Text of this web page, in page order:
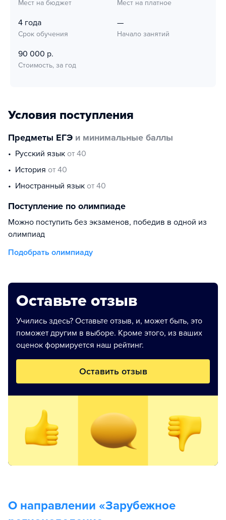
Мест на бюджет Мест на платное
4 года
Срок обучения
—
Начало занятий
90 000 р.
Стоимость, за год
Условия поступления
Предметы ЕГЭ и минимальные баллы
русский язык от 40
история от 40
иностранный язык от 40
Поступление по олимпиаде
Можно поступить без экзаменов, победив в одной из
олимпиад
Подобрать олимпиаду
Оставьте отзыв
Учились здесь? Оставьте отзыв, и, может быть, это
поможет другим в выборе. Кроме этого, из ваших
оценок формируется наш рейтинг.
Оставить отзыв
О направлении «Зарубежное